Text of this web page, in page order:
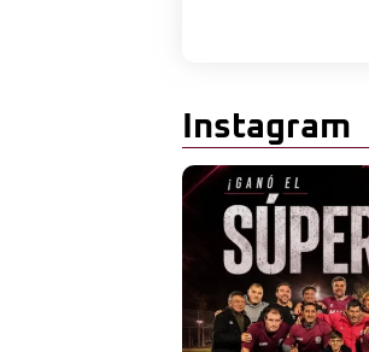
Instagram